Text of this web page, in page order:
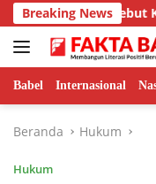
Langsung
ke
konten
Breaking News
Putra Sebut
Babel Internasional
Beranda Hukum
Hukum